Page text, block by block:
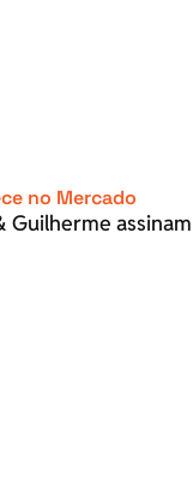
no Mercado
Guilherme